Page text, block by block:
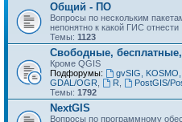
Общий - ПО
Вопросы по нескольким
непонятно к какой ГИС отнести
Темы: 1123
Свободные,
Кроме QGIS
Подфорумы:
gvSIG,
GDAL/OGR
R PostGIS/
Темы: 1792
NextGIS
Вопросы по программному